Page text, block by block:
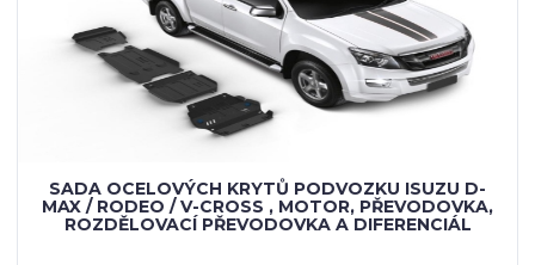
SADA OCELOVÝCH KRYTŮ PODVOZKU ISUZU D-
MAX / RODEO / V-CROSS , MOTOR, PŘEVODOVKA,
ROZDĚLOVACÍ PŘEVODOVKA A DIFERENCIÁL